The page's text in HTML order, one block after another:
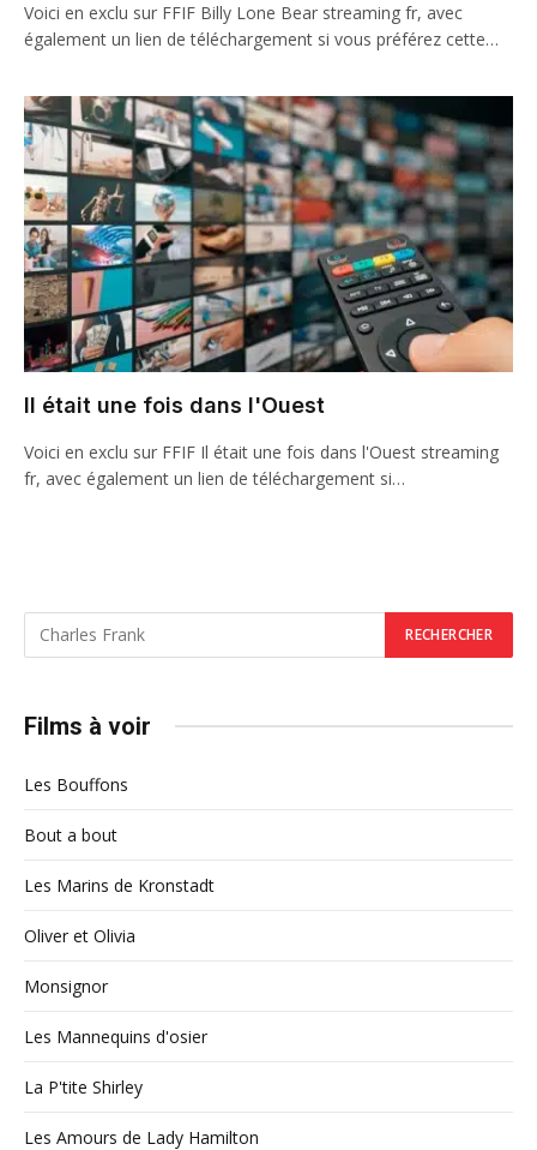
Voici en exclu sur FFIF Billy Lone Bear streaming fr, avec
également un lien de téléchargement si vous préférez cette…
Il était une fois dans l'Ouest
Voici en exclu sur FFIF Il était une fois dans l'Ouest streaming
fr, avec également un lien de téléchargement si…
Films à voir
Les Bouffons
Bout a bout
Les Marins de Kronstadt
Oliver et Olivia
Monsignor
Les Mannequins d'osier
La P'tite Shirley
Les Amours de Lady Hamilton